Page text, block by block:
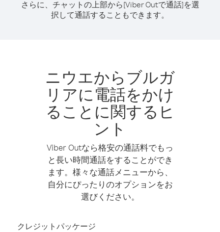
さらに、チャットの上部から[Viber Outで通話]を選
択して通話することもできます。
ニウエからブルガ
リアに電話をかけ
ることに関するヒ
ント
Viber Outなら格安の通話料でもっ
と長い時間通話をすることができ
ます。様々な通話メニューから、
自分にぴったりのオプションをお
選びください。
クレジットパッケージ